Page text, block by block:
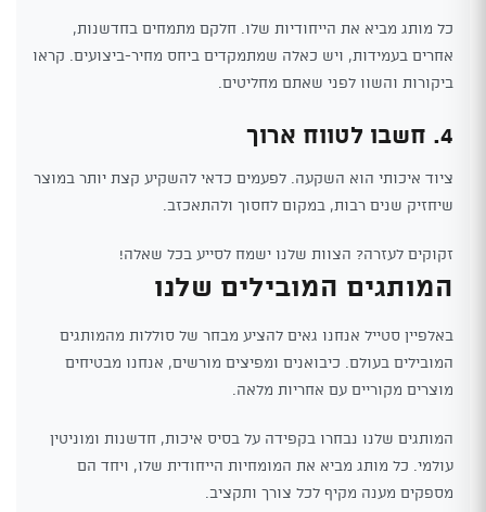
כל מותג מביא את הייחודיות שלו. חלקם מתמחים בחדשנות,
אחרים בעמידות, ויש כאלה שמתמקדים ביחס מחיר-ביצועים. קראו
ביקורות והשוו לפני שאתם מחליטים.
4. חשבו לטווח ארוך
ציוד איכותי הוא השקעה. לפעמים כדאי להשקיע קצת יותר במוצר
שיחזיק שנים רבות, במקום לחסוך ולהתאכזב.
זקוקים לעזרה? הצוות שלנו ישמח לסייע בכל שאלה!
המותגים המובילים שלנו
באלפיין סטייל אנחנו גאים להציע מבחר של סוללות מהמותגים
המובילים בעולם. כיבואנים ומפיצים מורשים, אנחנו מבטיחים
מוצרים מקוריים עם אחריות מלאה.
המותגים שלנו נבחרו בקפידה על בסיס איכות, חדשנות ומוניטין
עולמי. כל מותג מביא את המומחיות הייחודית שלו, ויחד הם
מספקים מענה מקיף לכל צורך ותקציב.